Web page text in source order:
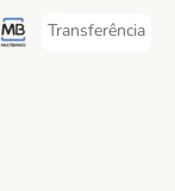
Method
MethodPayment
Transferência
Transferência